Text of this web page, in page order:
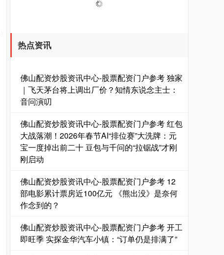
热点资讯
佛山配资炒股资讯中心-股票配资门户参考 独家
｜飞天茅台将上调出厂价？知情东说念主士：
音问演叨
佛山配资炒股资讯中心-股票配资门户参考 红包
大战落潮！2026年春节AI“排位赛”大洗牌：元
宝一度掉出前二十 豆包与千问的“拉锯战”才刚
刚启动
佛山配资炒股资讯中心-股票配资门户参考 12
部电影累计票房近100亿元 《熊出没》是奈何
作念到的？
佛山配资炒股资讯中心-股票配资门户参考 开工
即旺季 实探金华汽车小镇：“订单仍是排满了”